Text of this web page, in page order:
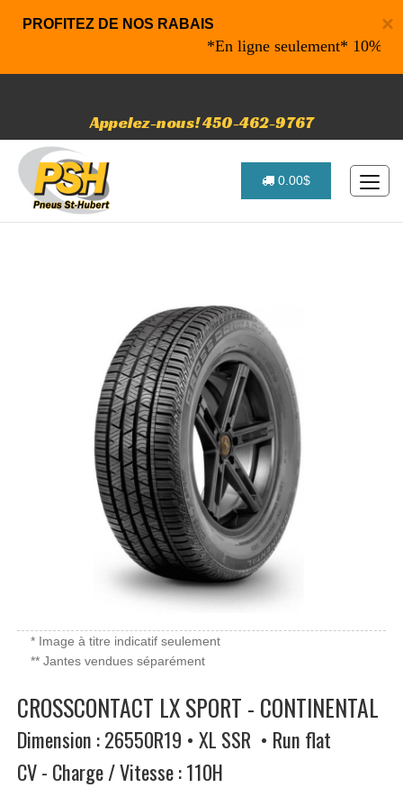
×
PROFITEZ DE NOS RABAIS
*En ligne seulement* 10% de
Appelez-nous! 450-462-9767
0.00$
* Image à titre indicatif seulement
** Jantes vendues séparément
CROSSCONTACT LX SPORT - CONTINENTAL
Dimension : 26550R19 • XL SSR • Run flat
CV - Charge / Vitesse : 110H